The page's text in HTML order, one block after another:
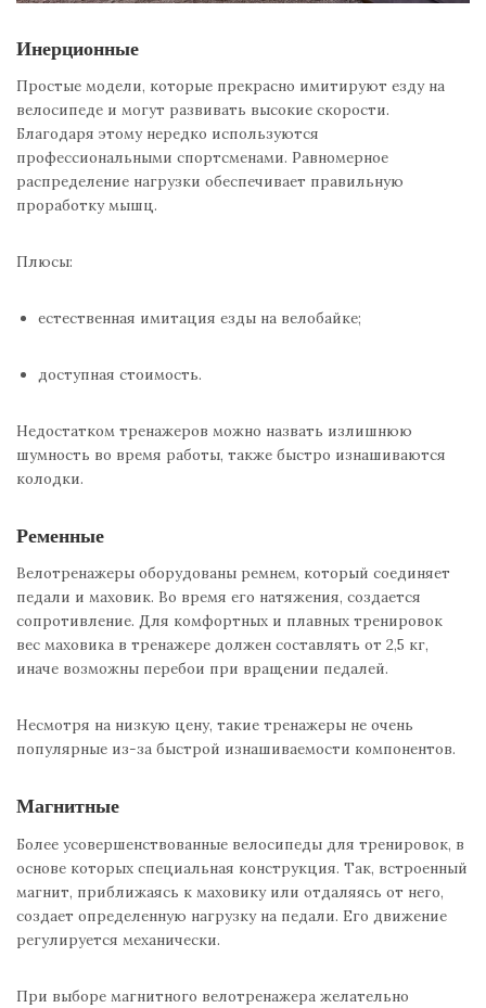
Инерционные
Простые модели, которые прекрасно имитируют езду на
велосипеде и могут развивать высокие скорости.
Благодаря этому нередко используются
профессиональными спортсменами. Равномерное
распределение нагрузки обеспечивает правильную
проработку мышц.
Плюсы:
естественная имитация езды на велобайке;
доступная стоимость.
Недостатком тренажеров можно назвать излишнюю
шумность во время работы, также быстро изнашиваются
колодки.
Ременные
Велотренажеры оборудованы ремнем, который соединяет
педали и маховик. Во время его натяжения, создается
сопротивление. Для комфортных и плавных тренировок
вес маховика в тренажере должен составлять от 2,5 кг,
иначе возможны перебои при вращении педалей.
Несмотря на низкую цену, такие тренажеры не очень
популярные из-за быстрой изнашиваемости компонентов.
Магнитные
Более усовершенствованные велосипеды для тренировок, в
основе которых специальная конструкция. Так, встроенный
магнит, приближаясь к маховику или отдаляясь от него,
создает определенную нагрузку на педали. Его движение
регулируется механически.
При выборе магнитного велотренажера желательно